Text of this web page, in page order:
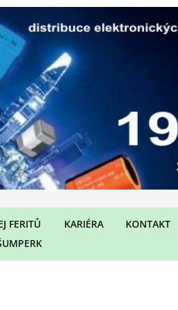
FERITŮ
KARIÉRA KONTAKT